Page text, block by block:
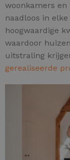
woonkamers en
naadloos in
hoogwaardige
waardoor
uitstraling
gerealiseerde